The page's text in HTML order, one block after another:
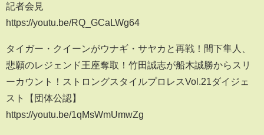
記者会見
https://youtu.be/RQ_GCaLWg64
タイガー・クイーンがウナギ・サヤカと再戦！間下隼人、
悲願のレジェンド王座奪取！竹田誠志が船木誠勝からスリ
ーカウント！ストロングスタイルプロレスVol.21ダイジェ
スト【団体公認】
https://youtu.be/1qMsWmUmwZg